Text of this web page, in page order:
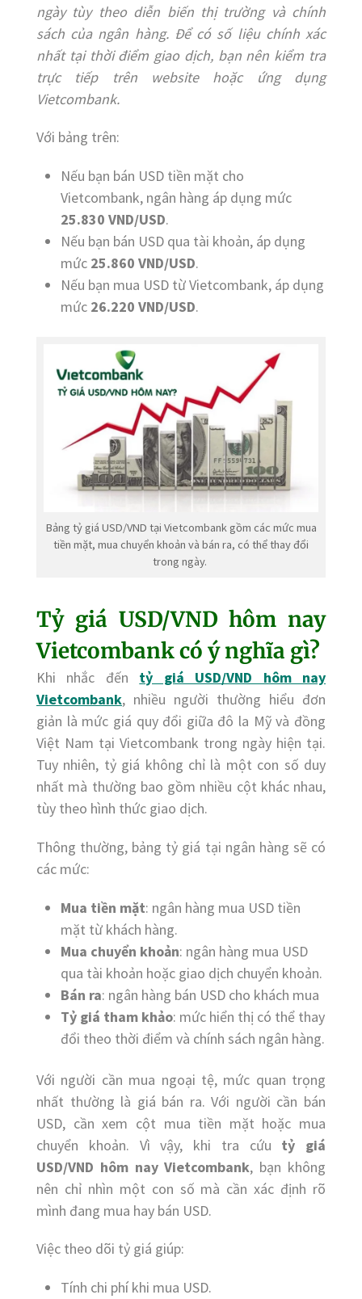
ngày tùy theo diễn biến thị trường và chính
sách của ngân hàng. Để có số liệu chính xác
nhất tại thời điểm giao dịch, bạn nên kiểm tra
trực tiếp trên website hoặc ứng dụng
Vietcombank.
Với bảng trên:
Nếu bạn bán USD tiền mặt cho
Vietcombank, ngân hàng áp dụng mức
25.830 VND/USD.
Nếu bạn bán USD qua tài khoản, áp dụng
mức 25.860 VND/USD.
Nếu bạn mua USD từ Vietcombank, áp dụng
mức 26.220 VND/USD.
Bảng tỷ giá USD/VND tại Vietcombank gồm các mức mua
tiền mặt, mua chuyển khoản và bán ra, có thể thay đổi
trong ngày.
Tỷ giá USD/VND hôm nay
Vietcombank có ý nghĩa gì?
Khi nhắc đến tỷ giá USD/VND hôm nay
Vietcombank, nhiều người thường hiểu đơn
giản là mức giá quy đổi giữa đô la Mỹ và đồng
Việt Nam tại Vietcombank trong ngày hiện tại.
Tuy nhiên, tỷ giá không chỉ là một con số duy
nhất mà thường bao gồm nhiều cột khác nhau,
tùy theo hình thức giao dịch.
Thông thường, bảng tỷ giá tại ngân hàng sẽ có
các mức:
Mua tiền mặt: ngân hàng mua USD tiền
mặt từ khách hàng.
Mua chuyển khoản: ngân hàng mua USD
qua tài khoản hoặc giao dịch chuyển khoản.
Bán ra: ngân hàng bán USD cho khách mua
Tỷ giá tham khảo: mức hiển thị có thể thay
đổi theo thời điểm và chính sách ngân hàng.
Với người cần mua ngoại tệ, mức quan trọng
nhất thường là giá bán ra. Với người cần bán
USD, cần xem cột mua tiền mặt hoặc mua
chuyển khoản. Vì vậy, khi tra cứu tỷ giá
USD/VND hôm nay Vietcombank, bạn không
nên chỉ nhìn một con số mà cần xác định rõ
mình đang mua hay bán USD.
Việc theo dõi tỷ giá giúp:
Tính chi phí khi mua USD.